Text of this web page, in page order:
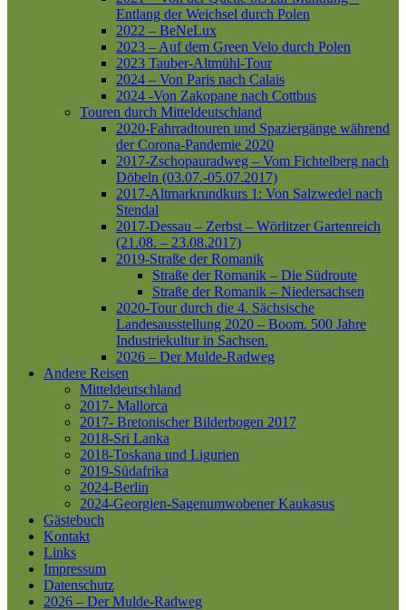
Entlang der Weichsel durch Polen
2022 – BeNeLux
2023 – Auf dem Green Velo durch Polen
2023 Tauber-Altmühl-Tour
2024 – Von Paris nach Calais
2024 -Von Zakopane nach Cottbus
Touren durch Mitteldeutschland
2020-Fahrradtouren und Spaziergänge während
der Corona-Pandemie 2020
2017-Zschopauradweg – Vom Fichtelberg nach
Döbeln (03.07.-05.07.2017)
2017-Altmarkrundkurs 1: Von Salzwedel nach
Stendal
2017-Dessau – Zerbst – Wörlitzer Gartenreich
(21.08. – 23.08.2017)
2019-Straße der Romanik
Straße der Romanik – Die Südroute
Straße der Romanik – Niedersachsen
2020-Tour durch die 4. Sächsische
Landesausstellung 2020 – Boom. 500 Jahre
Industriekultur in Sachsen.
2026 – Der Mulde-Radweg
Andere Reisen
Mitteldeutschland
2017- Mallorca
2017- Bretonischer Bilderbogen 2017
2018-Sri Lanka
2018-Toskana und Ligurien
2019-Südafrika
2024-Berlin
2024-Georgien-Sagenumwobener Kaukasus
Gästebuch
Kontakt
Links
Impressum
Datenschutz
2026 – Der Mulde-Radweg